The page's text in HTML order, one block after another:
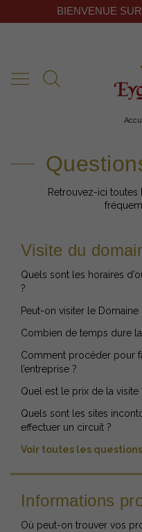
BIENVENUE
Retrouvez-ici toutes
Visite du
Quels sont les horaires
?
Peut-on visiter le
Combien de temps dure
Comment procéder pour
l’entreprise ?
Quel est le prix de la visite
Quels sont les sites
effectuer un circuit ?
Voir toutes les questions
Informations
Où peut-on trouver vos